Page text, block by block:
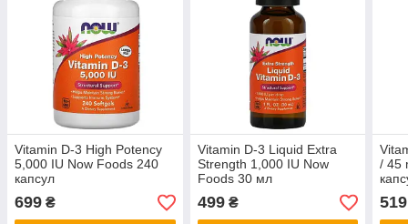
Vitamin D-3 High Potency
5,000 IU Now Foods 240
капсул
699 ₴
Vitamin D-3 Liquid Extra
Strength 1,000 IU Now
Foods 30 мл
499₴
/ 45
519